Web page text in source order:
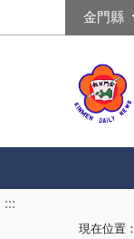
:::
現在位置：